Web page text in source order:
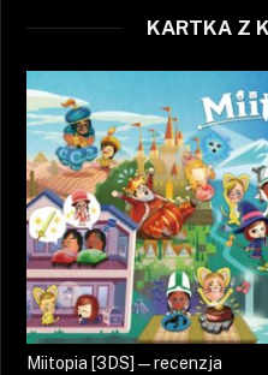
KARTKA Z
Miitopia [3DS] — recenzja